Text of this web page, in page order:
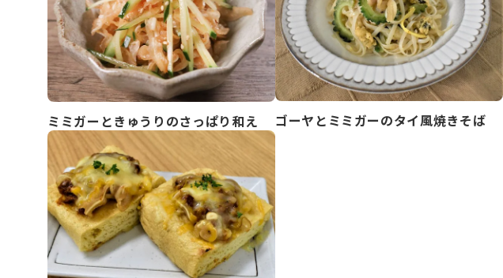
ミミガーときゅうりのさっぱり和え ゴーヤとミミガーのタイ風焼きそば